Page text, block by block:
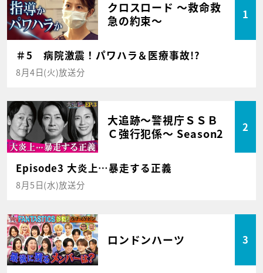
クロスロード ～救命救
急の約束～
1
＃5 病院激震！パワハラ＆医療事故!?
8月4日(火)放送分
大追跡～警視庁ＳＳＢ
Ｃ強行犯係～ Season2
2
Episode3 大炎上…暴走する正義
8月5日(水)放送分
ロンドンハーツ 3